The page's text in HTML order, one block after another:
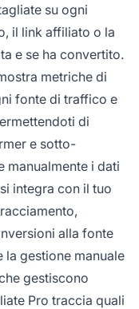
su ogni
il link affiliato o la
e se ha convertito.
metriche di
fonte di traffico e
di
e sotto-
manualmente i dati
integra con il tuo
alla fonte
gestione manuale
gestiscono
Pro traccia quali